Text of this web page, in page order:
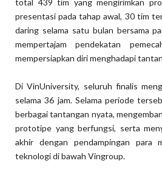
presentasi pada tahap awal, 30 tim
daring selama satu bulan bersama
mempertajam pendekatan
mempersiapkan diri menghadapi
Di VinUniversity, seluruh finalis
selama 36 jam. Selama periode
berbagai tantangan nyata,
prototipe yang berfungsi, serta
akhir dengan pendampingan para
teknologi di bawah Vingroup.